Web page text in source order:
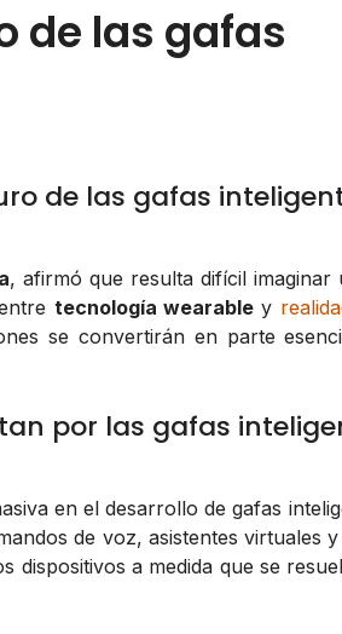
de las gafas
de las gafas
, afirmó que resulta difícil
tecnología wearabley
se convertirán en parte
por las gafas
en el desarrollo de gafas
de voz, asistentes virtuales
dispositivos a medida que se